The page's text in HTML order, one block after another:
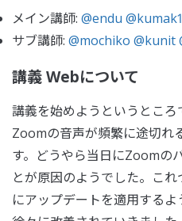
メイン講師: @endu @kumak1
サブ講師: @mochiko @kunit
講義 Webについて
講義を始めようというところ
Zoomの音声が頻繁に途切れ
す。どうやら当日にZoomの
とが原因のようでした。こ
にアップデートを適用するよ